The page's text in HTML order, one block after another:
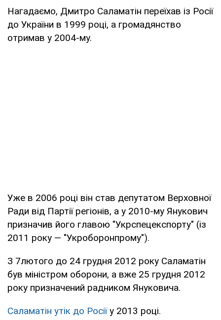
Нагадаємо, Дмитро Саламатін переїхав із Росії
до України в 1999 році, а громадянство
отримав у 2004-му.
Уже в 2006 році він став депутатом Верховної
Ради від Партії регіонів, а у 2010-му Янукович
призначив його главою "Укрспецекспорту" (із
2011 року — "Укроборонпрому").
З 7лютого до 24 грудня 2012 року Саламатін
був міністром оборони, а вже 25 грудня 2012
року призначений радником Януковича.
Саламатін утік до Росіїу 2013 році.